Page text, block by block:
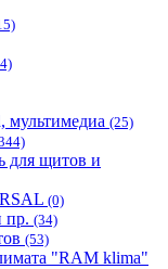
мультимедиа (25)
для щитов и
(0)
пр. (34)
(53)
"RAM klima"